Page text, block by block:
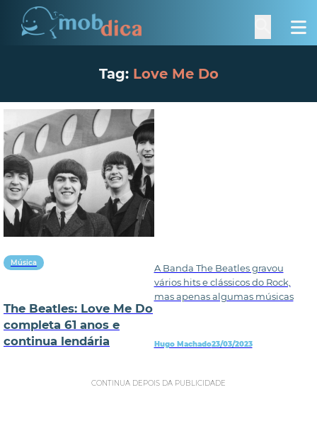
Tag: Love Me Do
Música
The Beatles: Love Me Do
completa 61 anos e
continua lendária
A Banda The Beatles gravou
vários hits e clássicos do Rock,
mas apenas algumas músicas
Hugo Machado23/03/2023
CONTINUA DEPOIS DA PUBLICIDADE